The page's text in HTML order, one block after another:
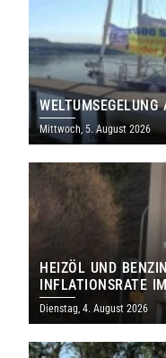
Mittwoch, 5. August 2026
HEIZÖL UND
INFLATIONSRATE
Dienstag, 4. August 2026